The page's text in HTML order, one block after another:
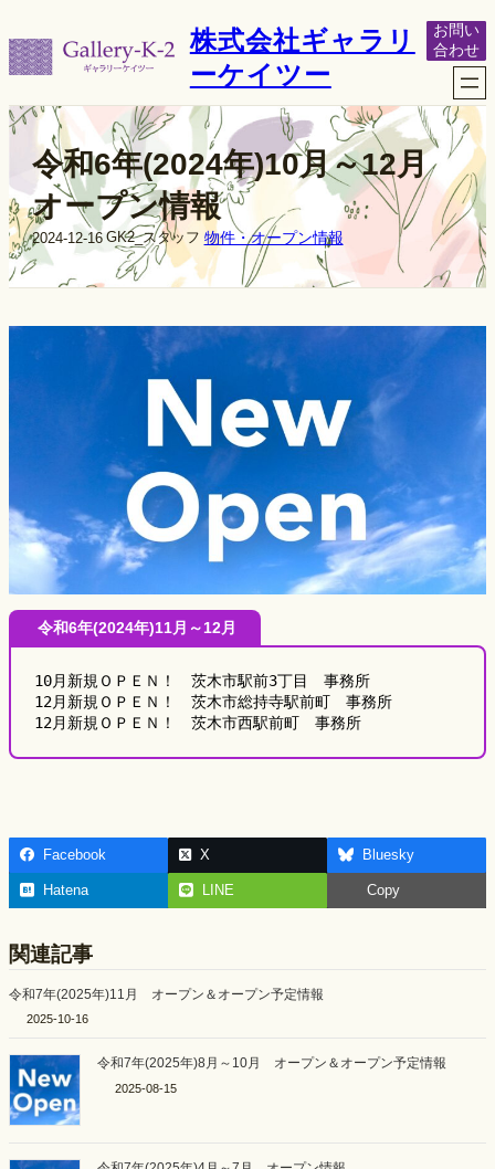
容
を
ス
キ
ッ
株式会社ギャラリ
ーケイツー
お問い
合わせ
令和6年(2024年)10月～12月
オープン情報
2024-12-16 GK2_スタッフ 物件・オープン情報
令和6年(2024年)11月～12月
10月新規ＯＰＥＮ！　茨木市駅前3丁目　事務所
12月新規ＯＰＥＮ！　茨木市総持寺駅前町　事務所
12月新規ＯＰＥＮ！　茨木市西駅前町　事務所
Facebook X Bluesky
Hatena LINE Copy
関連記事
令和7年(2025年)11月 オープン＆オープン予定情報
2025-10-16
令和7年(2025年)8月～10月 オープン＆オープン予定情報
2025-08-15